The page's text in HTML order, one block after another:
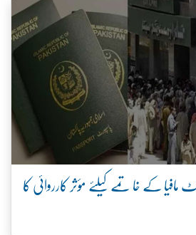
کے خاتمے کیلئے مؤثر کارروائی کا